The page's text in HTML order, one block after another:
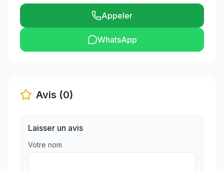
Appeler
WhatsApp
Avis (0)
Laisser un avis
Votre nom